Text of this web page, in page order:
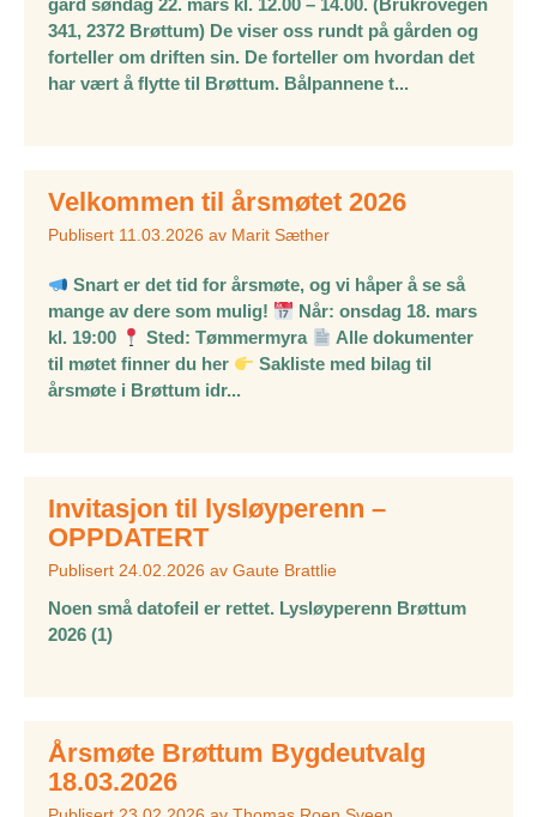
gård søndag 22. mars kl. 12.00 – 14.00. (Brukrovegen
341, 2372 Brøttum) De viser oss rundt på gården og
forteller om driften sin. De forteller om hvordan det
har vært å flytte til Brøttum. Bålpannene t...
Velkommen til årsmøtet 2026
Publisert 11.03.2026 av Marit Sæther
Snart er det tid for årsmøte, og vi håper å se så
mange av dere som mulig!
Når: onsdag 18. mars
kl. 19:00
Sted: Tømmermyra
Alle dokumenter
til møtet finner du her
Sakliste med bilag til
årsmøte i Brøttum idr...
Invitasjon til lysløyperenn –
OPPDATERT
Publisert 24.02.2026 av Gaute Brattlie
Noen små datofeil er rettet. Lysløyperenn Brøttum
2026 (1)
Årsmøte Brøttum Bygdeutvalg
18.03.2026